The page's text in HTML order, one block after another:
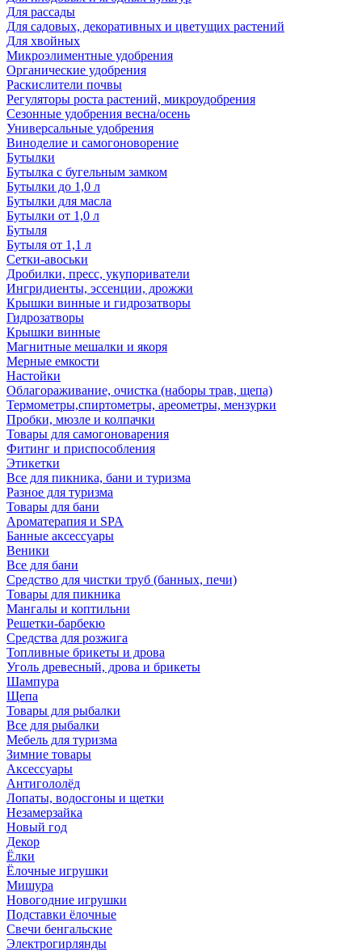
Для рассады
Для садовых, декоративных и цветущих растений
Для хвойных
Микроэлиментные удобрения
Органические удобрения
Раскислители почвы
Регуляторы роста растений, микроудобрения
Сезонные удобрения весна/осень
Универсальные удобрения
Виноделие и самогоноворение
Бутылки
Бутылка с бугельным замком
Бутылки до 1,0 л
Бутылки для масла
Бутылки от 1,0 л
Бутыля
Бутыля от 1,1 л
Сетки-авоськи
Дробилки, пресс, укупориватели
Ингридиенты, эссенции, дрожжи
Крышки винные и гидрозатворы
Гидрозатворы
Крышки винные
Магнитные мешалки и якоря
Мерные емкости
Настойки
Облагораживание, очистка (наборы трав, щепа)
Термометры,спиртометры, ареометры, мензурки
Пробки, мюзле и колпачки
Товары для самогоноварения
Фитинг и приспособления
Этикетки
Все для пикника, бани и туризма
Разное для туризма
Товары для бани
Ароматерапия и SPA
Банные аксессуары
Веники
Все для бани
Средство для чистки труб (банных, печи)
Товары для пикника
Мангалы и коптильни
Решетки-барбекю
Средства для розжига
Топливные брикеты и дрова
Уголь древесный, дрова и брикеты
Шампура
Щепа
Товары для рыбалки
Все для рыбалки
Мебель для туризма
Зимние товары
Аксессуары
Антигололёд
Лопаты, водосгоны и щетки
Незамерзайка
Новый год
Декор
Ёлки
Ёлочные игрушки
Мишура
Новогодние игрушки
Подставки ёлочные
Свечи бенгальские
Электрогирлянды